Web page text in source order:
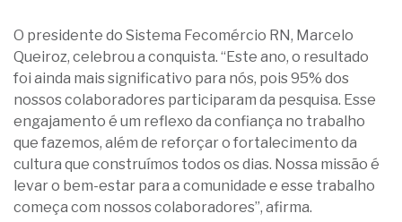
O presidente do Sistema Fecomércio RN, Marcelo
Queiroz, celebrou a conquista. “Este ano, o resultado
foi ainda mais significativo para nós, pois 95% dos
nossos colaboradores participaram da pesquisa. Esse
engajamento é um reflexo da confiança no trabalho
que fazemos, além de reforçar o fortalecimento da
cultura que construímos todos os dias. Nossa missão é
levar o bem-estar para a comunidade e esse trabalho
começa com nossos colaboradores”, afirma.